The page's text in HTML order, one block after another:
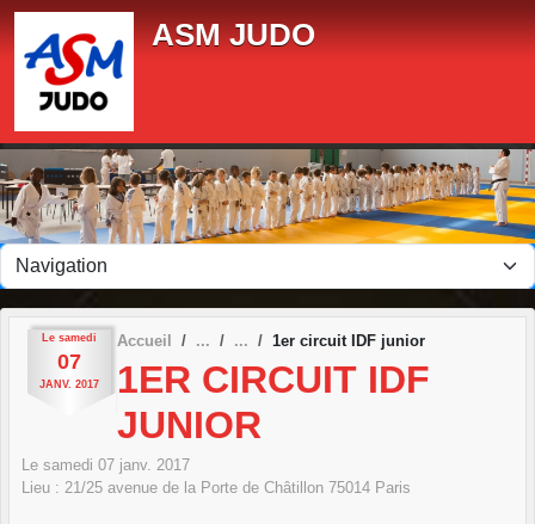
ASM JUDO
Le samedi
07
JANV. 2017
Accueil 1er circuit IDF junior
1ER CIRCUIT IDF
JUNIOR
Le samedi 07 janv. 2017
Lieu : 21/25 avenue de la Porte de Châtillon 75014 Paris
Panneau de gestion des cookies